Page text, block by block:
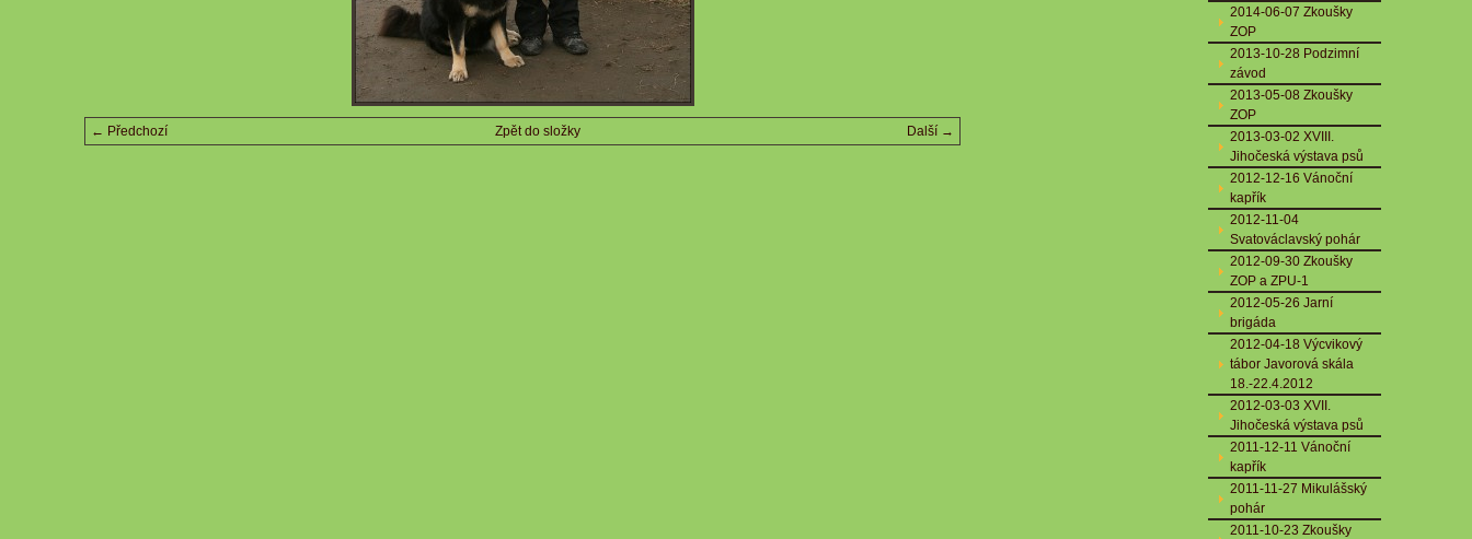
← Předchozí Další →
Zpět do složky
2014-06-07 Zkoušky
ZOP
2013-10-28 Podzimní
závod
2013-05-08 Zkoušky
ZOP
2013-03-02 XVIII.
Jihočeská výstava psů
2012-12-16 Vánoční
kapřík
2012-11-04
Svatováclavský pohár
2012-09-30 Zkoušky
ZOP a ZPU-1
2012-05-26 Jarní
brigáda
2012-04-18 Výcvikový
tábor Javorová skála
18.-22.4.2012
2012-03-03 XVII.
Jihočeská výstava psů
2011-12-11 Vánoční
kapřík
2011-11-27 Mikulášský
pohár
2011-10-23 Zkoušky